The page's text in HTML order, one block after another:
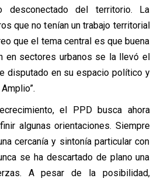
desconectado del territorio. La
que no tenían un trabajo territorial
que el tema central es que buena
en sectores urbanos se la llevó el
disputado en su espacio político y
el PPD busca ahora
algunas orientaciones. Siempre
cercanía y sintonía particular con
se ha descartado de plano una
A pesar de la posibilidad,